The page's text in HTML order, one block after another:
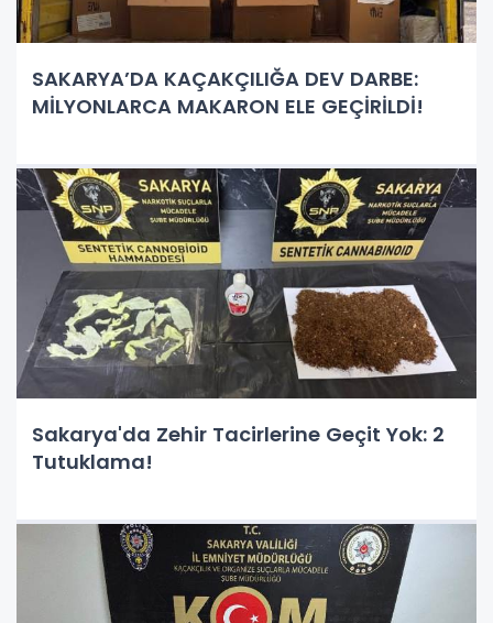
SAKARYA’DA KAÇAKÇILIĞA DEV DARBE:
MİLYONLARCA MAKARON ELE GEÇİRİLDİ!
Sakarya'da Zehir Tacirlerine Geçit Yok: 2
Tutuklama!